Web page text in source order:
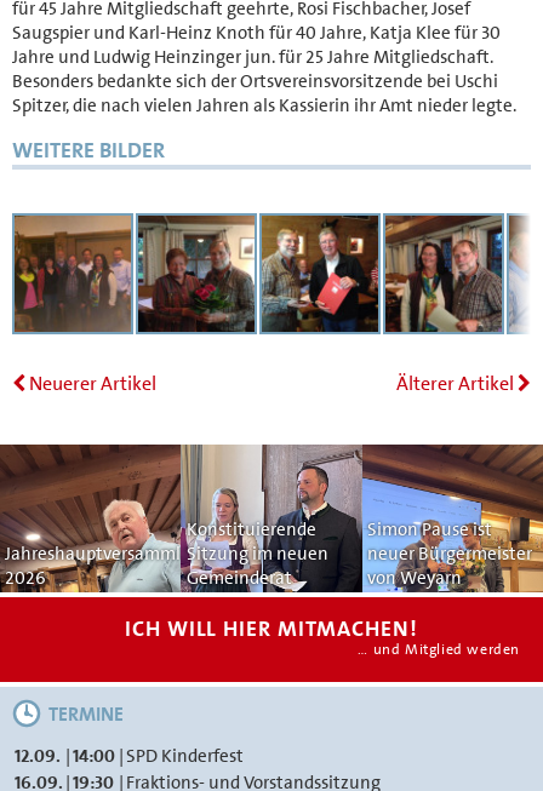
für 45 Jahre Mitgliedschaft geehrte, Rosi Fischbacher, Josef
Saugspier und Karl-Heinz Knoth für 40 Jahre, Katja Klee für 30
Jahre und Ludwig Heinzinger jun. für 25 Jahre Mitgliedschaft.
Besonders bedankte sich der Ortsvereinsvorsitzende bei Uschi
Spitzer, die nach vielen Jahren als Kassierin ihr Amt nieder legte.
WEITERE BILDER
Neuerer Artikel Älterer Artikel
Jahreshauptversammlung
2026
Konstituierende
Sitzung im neuen
Gemeinderat
Simon Pause ist
neuer Bürgermeister
von Weyarn
ICH WILL HIER MITMACHEN!
… und Mitglied werden
TERMINE
12.09. |14:00 |SPD Kinderfest
16.09. |19:30 | Fraktions- und Vorstandssitzung